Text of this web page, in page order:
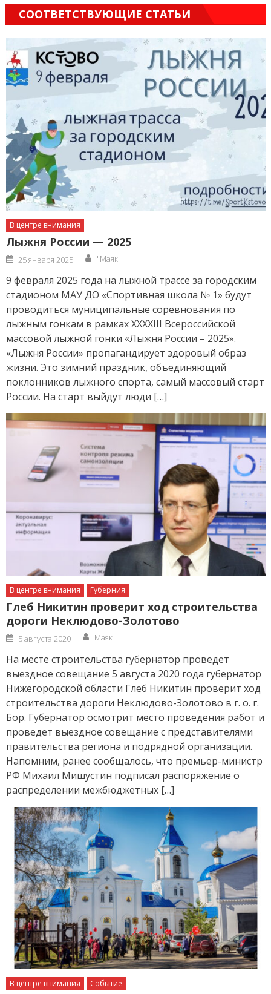
СООТВЕТСТВУЮЩИЕ СТАТЬИ
В центре внимания
Лыжня России — 2025
Posted
on
25 января 2025 Author
"Маяк"
9 февраля 2025 года на лыжной трассе за городским
стадионом МАУ ДО «Спортивная школа № 1» будут
проводиться муниципальные соревнования по
лыжным гонкам в рамках XXXXIII Всероссийской
массовой лыжной гонки «Лыжня России – 2025».
«Лыжня России» пропагандирует здоровый образ
жизни. Это зимний праздник, объединяющий
поклонников лыжного спорта, самый массовый старт
России. На старт выйдут люди […]
В центре внимания Губерния
Глеб Никитин проверит ход строительства
дороги Неклюдово-Золотово
Posted
on
5 августа 2020 Author
Маяк
На месте строительства губернатор проведет
выездное совещание 5 августа 2020 года губернатор
Нижегородской области Глеб Никитин проверит ход
строительства дороги Неклюдово-Золотово в г. о. г.
Бор. Губернатор осмотрит место проведения работ и
проведет выездное совещание с представителями
правительства региона и подрядной организации.
Напомним, ранее сообщалось, что премьер-министр
РФ Михаил Мишустин подписал распоряжение о
распределении межбюджетных […]
В центре внимания Событие